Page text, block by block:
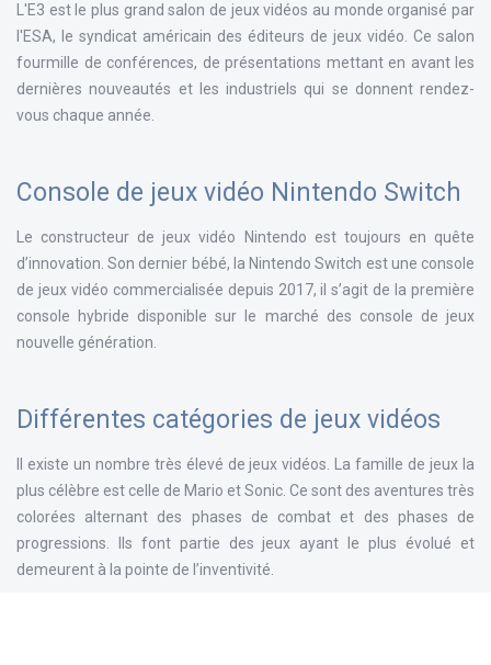
L'E3 est le plus grand salon de jeux vidéos au monde organisé par
l'ESA, le syndicat américain des éditeurs de jeux vidéo. Ce salon
fourmille de conférences, de présentations mettant en avant les
dernières nouveautés et les industriels qui se donnent rendez-
vous chaque année.
Console de jeux vidéo Nintendo Switch
Le constructeur de jeux vidéo Nintendo est toujours en quête
d’innovation. Son dernier bébé, la Nintendo Switch est une console
de jeux vidéo commercialisée depuis 2017, il s’agit de la première
console hybride disponible sur le marché des console de jeux
nouvelle génération.
Différentes catégories de jeux vidéos
Il existe un nombre très élevé de jeux vidéos. La famille de jeux la
plus célèbre est celle de Mario et Sonic. Ce sont des aventures très
colorées alternant des phases de combat et des phases de
progressions. Ils font partie des jeux ayant le plus évolué et
demeurent à la pointe de l’inventivité.